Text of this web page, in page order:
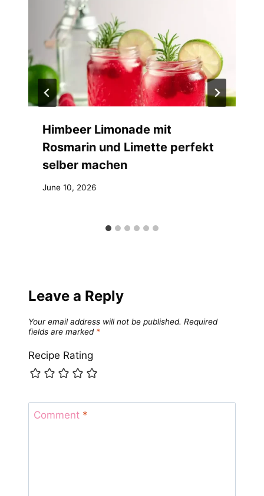
Himbeer Limonade mit
Rosmarin und Limette perfekt
selber machen
June 10, 2026
Leave a Reply
Your email address will not be published. Required
fields are marked *
Recipe Rating
Comment *